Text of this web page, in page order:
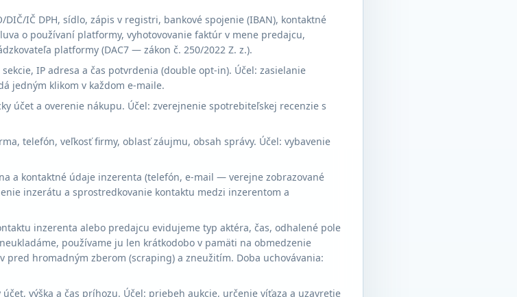
DIČ/IČ DPH, sídlo, zápis v registri, bankové spojenie (IBAN), kontaktné
o používaní platformy, vyhotovovanie faktúr v mene predajcu,
platformy (DAC7 — zákon č. 250/2022 Z. z.).
IP adresa a čas potvrdenia (double opt-in). Účel: zasielanie
jedným klikom v každom e-maile.
účet a overenie nákupu. Účel: zverejnenie spotrebiteľskej recenzie s
telefón, veľkosť firmy, oblasť záujmu, obsah správy. Účel: vybavenie
a kontaktné údaje inzerenta (telefón, e-mail — verejne zobrazované
inzerátu a sprostredkovanie kontaktu medzi inzerentom a
inzerenta alebo predajcu evidujeme typ aktéra, čas, odhalené pole
používame ju len krátkodobo v pamäti na obmedzenie
pred hromadným zberom (scraping) a zneužitím. Doba uchovávania:
výška a čas príhozu. Účel: priebeh aukcie, určenie víťaza a uzavretie